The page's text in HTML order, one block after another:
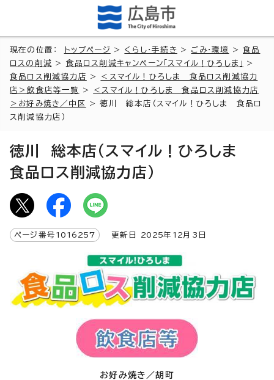
現在の位置： トップページ > くらし・手続き > ごみ・環境 >食品
ロスの削減 > 食品ロス削減キャンペーン「スマイル！ひろしま」
>
食品ロス削減協力店
>
＜スマイル！ひろしま 食品ロス削減協力
店＞飲食店等一覧
>
＜スマイル！ひろしま 食品ロス削減協力店
＞お好み焼き／中区
> 徳川 総本店（スマイル！ひろしま 食品ロ
ス削減協力店）
徳川 総本店（スマイル！ひろしま
食品ロス削減協力店）
ページ番号 1016257 更新日 2025年 12月3日
お好み焼き／胡町